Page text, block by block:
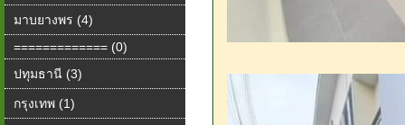
มาบยางพร (4)
============= (0)
ปทุมธานี (3)
กรุงเทพ (1)